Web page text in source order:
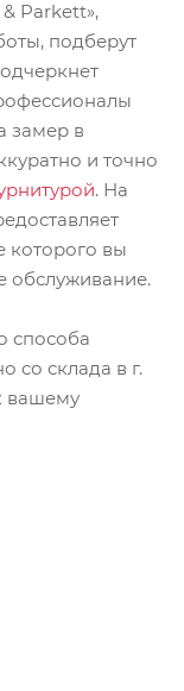
Parkett»,
подберут
замер в
и точно
. На
которого вы
обслуживание.
способа
со склада в г.
вашему